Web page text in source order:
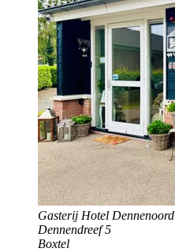
Gasterij Hotel Dennenoord
Dennendreef 5
Boxtel